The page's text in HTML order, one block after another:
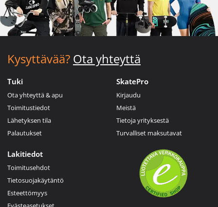
Kysyttävää? Ota yhteyttä
Tuki
Ota yhteyttä & apu
Toimitustiedot
Lähetyksen tila
Palautukset
SkatePro
Kirjaudu
Meistä
Tietoja yrityksestä
Turvalliset maksutavat
Lakitiedot
Toimitusehdot
Tietosuojakäytäntö
Esteettömyys